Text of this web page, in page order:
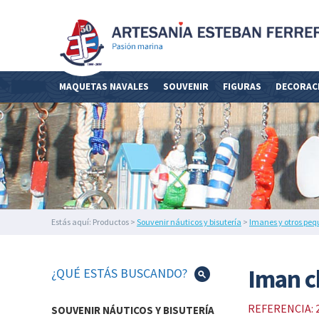
MAQUETAS
SOUVENIR
NÁUTICOS
BISUTERÍA
FIGURAS
DE
DECORACIÓN
NÁUTICA
Y
FAROS
DECORACIÓN
MARINE
MAQUETAS NAVALES SOUVENIR FIGURAS
Estás aquí: Productos > Souvenir náuticos y bisutería > Imanes y otros
¿QUÉ ESTÁS BUSCANDO?
SOUVENIR NÁUTICOS Y BISUTERÍA
Iman
REFERENCIA: